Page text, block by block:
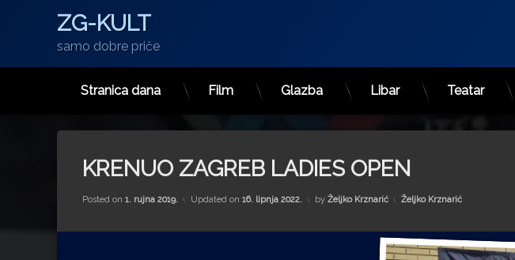
ZG-KULT
samo dobre priče
Stranica dana Film Glazba Libar Teatar
KRENUO ZAGREB LADIES OPEN
Posted on 1. rujna 2019. Updated on 16. lipnja 2022. by Željko Krznarić Kategorije:
Željko Krznarić